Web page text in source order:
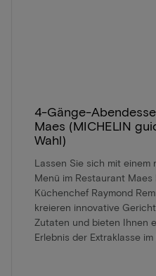
4-Gänge-
Maes (MICHELIN
Wahl)
Lassen Sie sich mit
Menü im Restaurant Maes
Küchenchef Raymond
kreieren innovative
Zutaten und bieten Ihnen
Erlebnis der Extraklasse im